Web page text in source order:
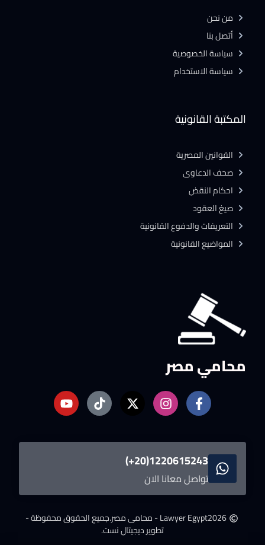
محامي مصر
1220615243(20+)
تواصل معانا الان
2026Lawyer Egypt - محامى مصر.
جميع الحقوق محفوظة -
تطوير ديجيتال نست.
المكتبة القانونية
القوانين المصرية
صحف الدعاوى
احكام النقض
صيغ العقود
التعريفات والدفوع القانونية
المواضيع القانونية
من نحن
أتصل بنا
سياسة الخصوصية
سياسة الاستخدام